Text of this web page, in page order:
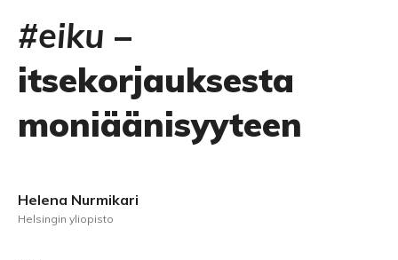
#eiku –
itsekorjauksesta
moniäänisyyteen
Helena Nurmikari
Helsingin yliopisto